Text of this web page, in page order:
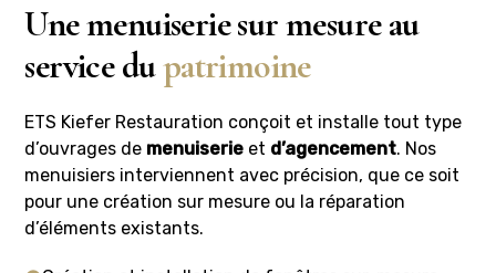
Une menuiserie sur mesure au
service dupatrimoine
ETS Kiefer Restauration conçoit et installe tout type
d’ouvrages de menuiserie et d’agencement. Nos
menuisiers interviennent avec précision, que ce soit
pour une création sur mesure ou la réparation
d’éléments existants.